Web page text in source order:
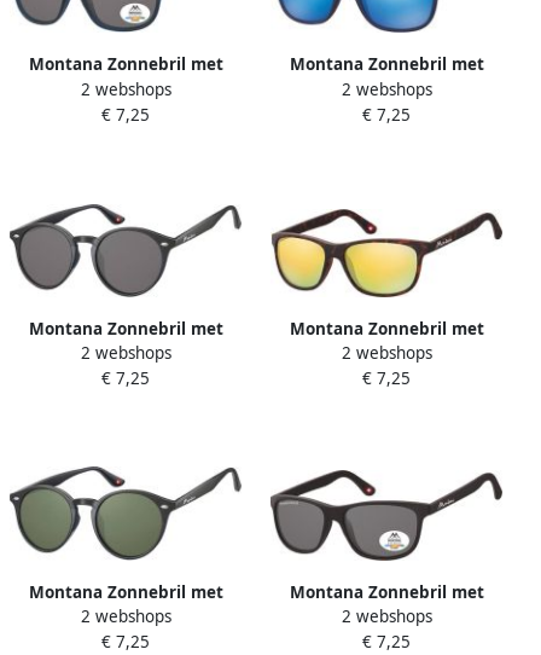
Montana Zonnebril met
smoke gepolariseerd glas
mat blauw
2 webshops
€ 7,25
Montana Zonnebril met
Revo blauw glas en metalen
pootje blauw
2 webshops
€ 7,25
Montana Zonnebril met
smoke rond glas zwart
2 webshops
€ 7,25
Montana Zonnebril met
geel glas mat turtle
2 webshops
€ 7,25
Montana Zonnebril met
groen G15 rond glas zwart
2 webshops
€ 7,25
Montana Zonnebril met
smoke gepolariseerd glas
mat zwart
2 webshops
€ 7,25